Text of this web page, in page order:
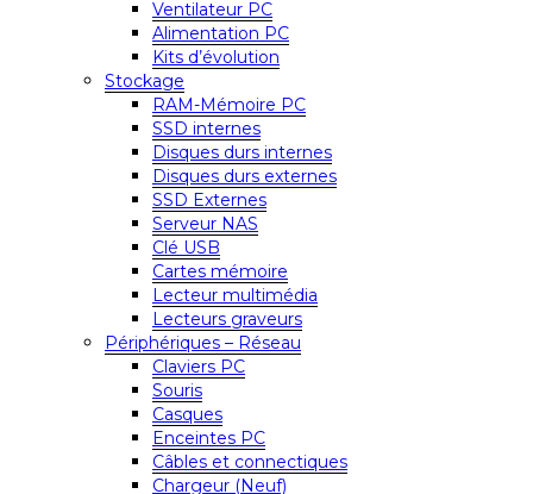
Ventilateur PC
Alimentation PC
Kits d’évolution
Stockage
RAM-Mémoire PC
SSD internes
Disques durs internes
Disques durs externes
SSD Externes
Serveur NAS
Clé USB
Cartes mémoire
Lecteur multimédia
Lecteurs graveurs
Périphériques – Réseau
Claviers PC
Souris
Casques
Enceintes PC
Câbles et connectiques
Chargeur (Neuf)